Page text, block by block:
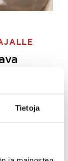
Tietoja
juuri